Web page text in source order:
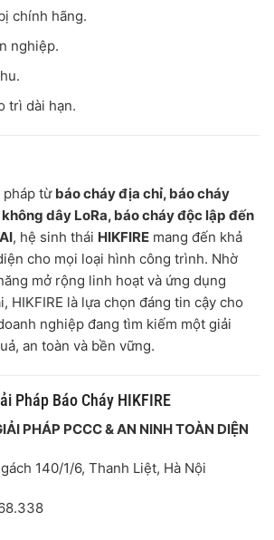
chính hãng.
nghiệp.
trì dài hạn.
pháp từ báo cháy địa chỉ, báo cháy
dây LoRa, báo cháy độc lập đến
, hệ sinh thái HIKFIRE mang đến khả
cho mọi loại hình công trình. Nhờ
mở rộng linh hoạt và ứng dụng
HIKFIRE là lựa chọn đáng tin cậy cho
nghiệp đang tìm kiếm một giải
an toàn và bền vững.
Pháp Báo Cháy HIKFIRE
PHÁP PCCC & AN NINH TOÀN DIỆN
140/1/6, Thanh Liệt, Hà Nội